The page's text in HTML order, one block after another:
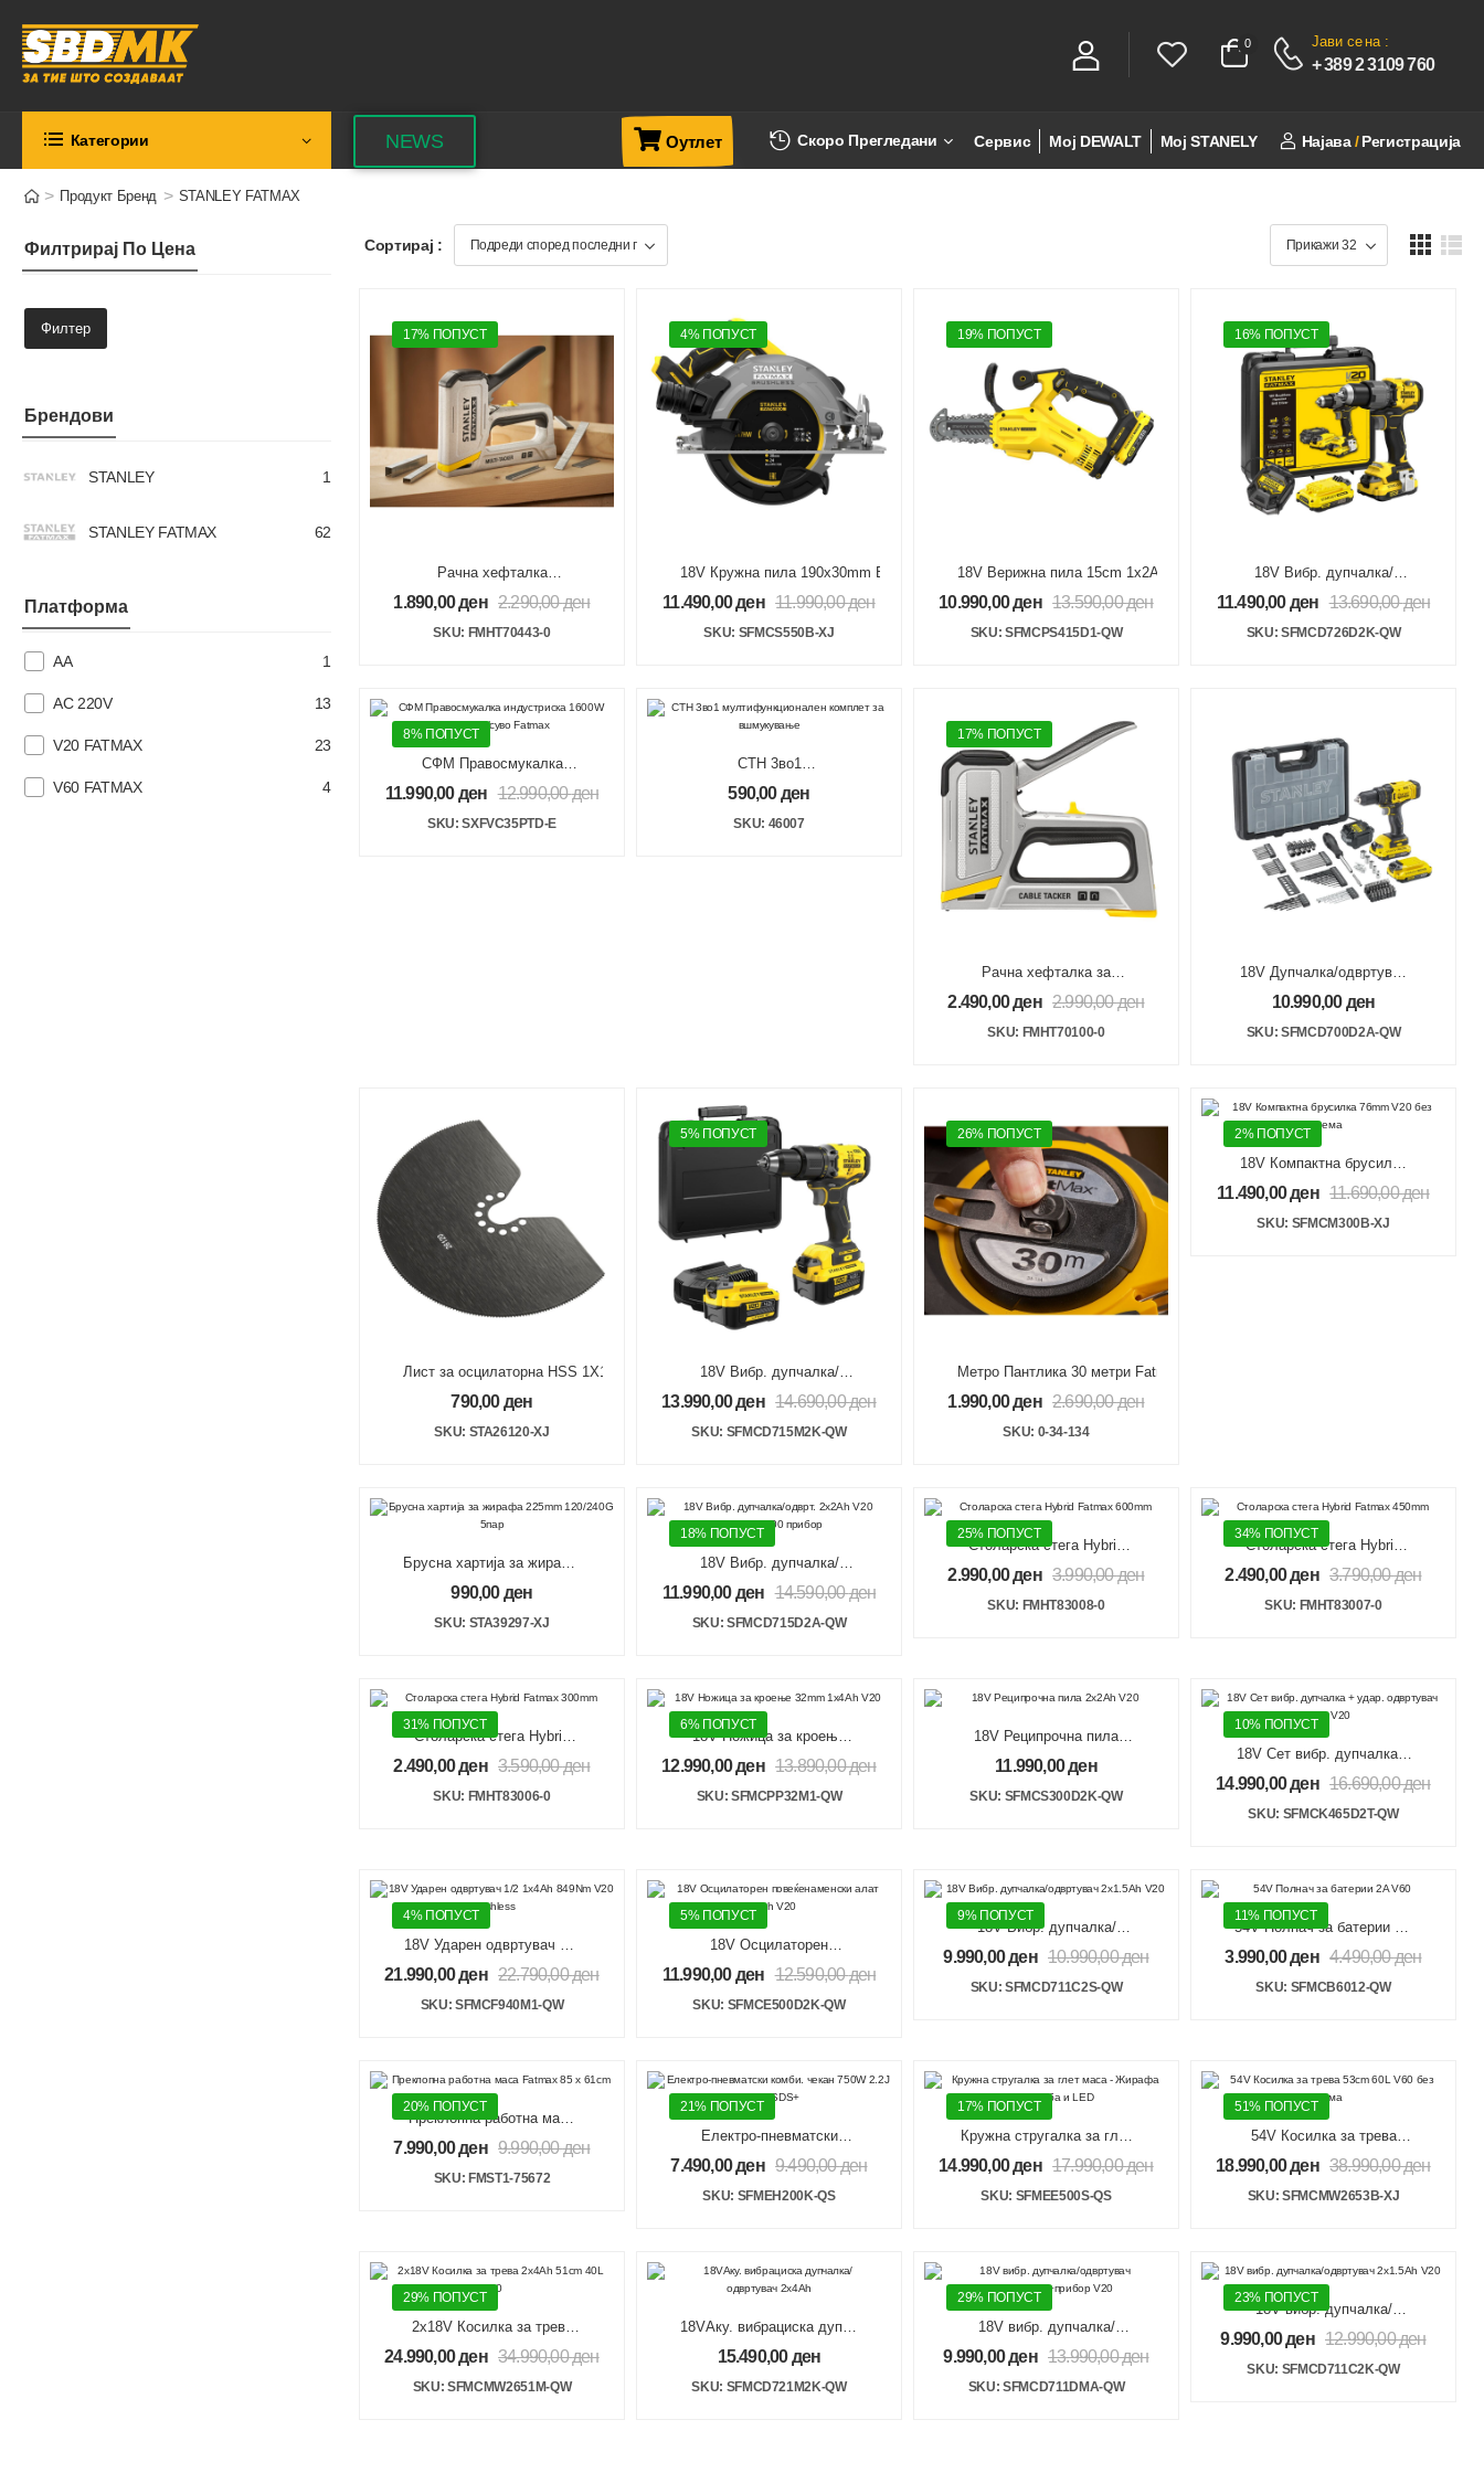
0 0 Јави се на :
+ 389 2 3109 760
Категории NEWS Оутлет Скоро Прегледани Сервис Мој DEWALT Мој STANELY Најава / Регистрација
> Продукт Бренд > STANLEY FATMAX
Филтрирај По Цена
Филтер
Брендови
STANLEY 1
STANLEY FATMAX 62
Платформа
AA 1
AC 220V 13
V20 FATMAX 23
V60 FATMAX 4
Сортирај :
17% ПОПУСТ
Рачна хефталка
алуминиумска 2 во 1, 6-
14mm A и 12-15mm J
HeavyDuty
1.890,00ден 2.290,00ден
SKU: FMHT70443-0
4% ПОПУСТ
18V Кружна пила 190x30mm Brushless V20, без опрема
11.490,00ден 11.990,00ден
SKU: SFMCS550B-XJ
19% ПОПУСТ
18V Верижна пила 15cm 1x2Ah V20
10.990,00ден 13.590,00ден
SKU: SFMCPS415D1-QW
16% ПОПУСТ
18V Вибр. дупчалка/
одвртувач 2x2Ah V20
Brushless
11.490,00ден 13.690,00ден
SKU: SFMCD726D2K-QW
8% ПОПУСТ
СФМ Правосмукалка
индустриска 1600W 35L
мокро/суво Fatmax
11.990,00ден 12.990,00ден
SKU: SXFVC35PTD-E
СТН 3во1
мултифункционален
комплет за вшмукување
590,00ден
SKU: 46007
17% ПОПУСТ
Рачна хефталка за
прицврстување на кабли 2
во 1 CT100/CT300
2.490,00ден 2.990,00ден
SKU: FMHT70100-0
18V Дупчалка/одвртувач
2x2Ah V20 100 пар.
прибор
10.990,00ден
SKU: SFMCD700D2A-QW
Лист за осцилаторна HSS 1X100mm 21TPI
790,00ден
SKU: STA26120-XJ
5% ПОПУСТ
18V Вибр. дупчалка/
одвртувач 2x4Ah V20 Brushless
13.990,00ден 14.690,00ден
SKU: SFMCD715M2K-QW
26% ПОПУСТ
Метро Пантлика 30 метри Fatmax
1.990,00ден 2.690,00ден
SKU: 0-34-134
2% ПОПУСТ
18V Компактна брусилка
76mm V20 без опрема
11.490,00ден 11.690,00ден
SKU: SFMCM300B-XJ
Брусна хартија за жирафа
225mm 120/240G 5пар
990,00ден
SKU: STA39297-XJ
18% ПОПУСТ
18V Вибр. дупчалка/
одврт. 2x2Ah V20
Brushless 100 прибор
11.990,00ден 14.590,00ден
SKU: SFMCD715D2A-QW
25% ПОПУСТ
Столарска стега Hybrid
Fatmax 600mm
2.990,00ден 3.990,00ден
SKU: FMHT83008-0
34% ПОПУСТ
Столарска стега Hybrid
Fatmax 450mm
2.490,00ден 3.790,00ден
SKU: FMHT83007-0
31% ПОПУСТ
Столарска стега Hybrid
Fatmax 300mm
2.490,00ден 3.590,00ден
SKU: FMHT83006-0
6% ПОПУСТ
18V Ножица за кроење
32mm 1x4Ah V20
12.990,00ден 13.890,00ден
SKU: SFMCPP32M1-QW
18V Реципрочна пила
2x2Ah V20
11.990,00ден
SKU: SFMCS300D2K-QW
10% ПОПУСТ
18V Сет вибр. дупчалка +
удар. одвртувач 2x2Ah
V20
14.990,00ден 16.690,00ден
SKU: SFMCK465D2T-QW
4% ПОПУСТ
18V Ударен одвртувач 1/2
1x4Ah 849Nm V20
Brushless
21.990,00ден 22.790,00ден
SKU: SFMCF940M1-QW
5% ПОПУСТ
18V Осцилаторен
повеќенаменски алат
2x2Ah V20
11.990,00ден 12.590,00ден
SKU: SFMCE500D2K-QW
9% ПОПУСТ
18V Вибр. дупчалка/
одвртувач 2×1.5Ah V20
9.990,00ден 10.990,00ден
SKU: SFMCD711C2S-QW
11% ПОПУСТ
54V Полнач за батерии 2A
V60
3.990,00ден 4.490,00ден
SKU: SFMCB6012-QW
20% ПОПУСТ
Преклопна работна маса
Fatmax 85 x 61cm
7.990,00ден 9.990,00ден
SKU: FMST1-75672
21% ПОПУСТ
Електро-пневматски
комби. чекан 750W 2.2J
22mm SDS+
7.490,00ден 9.490,00ден
SKU: SFMEH200K-QS
17% ПОПУСТ
Кружна стругалка за глет
маса – Жирафа 750W
Торба и LED
14.990,00ден 17.990,00ден
SKU: SFMEE500S-QS
51% ПОПУСТ
54V Косилка за трева
53cm 60L V60 без опрема
18.990,00ден 38.990,00ден
SKU: SFMCMW2653B-XJ
29% ПОПУСТ
2x18V Косилка за трева
2x4Ah 51cm 40L V20
24.990,00ден 34.990,00ден
SKU: SFMCMW2651M-QW
18VАку. вибрациска дупчалка/
одвртувач 2x4Ah
15.490,00ден
SKU: SFMCD721M2K-QW
29% ПОПУСТ
18V вибр. дупчалка/
одвртувач
1x2Ah+1x4Ah+прибор V20
9.990,00ден 13.990,00ден
SKU: SFMCD711DMA-QW
23% ПОПУСТ
18V вибр. дупчалка/
одвртувач 2×1.5Ah V20
9.990,00ден 12.990,00ден
SKU: SFMCD711C2K-QW